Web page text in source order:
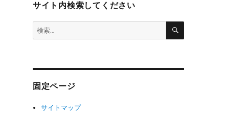
サイト内検索してください
検
索:
検
固定ページ
サイトマップ